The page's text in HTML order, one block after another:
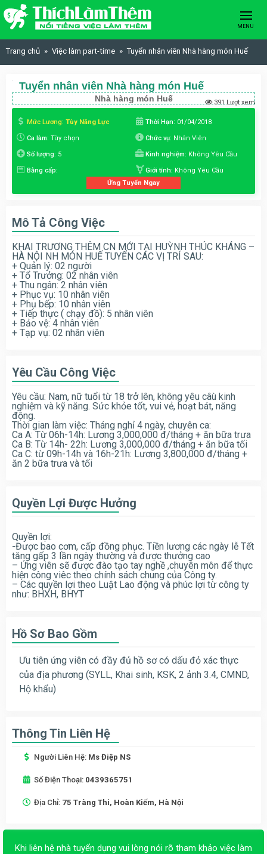
Skip to content
MENU
Trang chủ Việc làm part-time Tuyển nhân viên Nhà hàng món Huế
Tuyển nhân viên Nhà hàng món Huế
Nhà hàng món Huế 391 Lượt xem
Mức Lương: Tùy Năng Lực Thời Hạn: 01/04/2018
Ca làm: Tùy chọn Chức vụ: Nhân Viên
Số lượng: 5 Kinh nghiệm: Không Yêu Cầu
Bằng cấp: Giới tính: Không Yêu Cầu
Ứng Tuyển Ngay
Mô Tả Công Việc
KHAI TRƯƠNG THÊM CN MỚI TẠI HUỲNH THÚC KHÁNG –
HÀ NỘI NH MÓN HUẾ TUYỂN CÁC VỊ TRÍ SAU:
+ Quản lý: 02 người
+ Tổ Trưởng: 02 nhân viên
+ Thu ngân: 2 nhân viên
+ Phục vụ: 10 nhân viên
+ Phụ bếp: 10 nhân viên
+ Tiếp thực ( chạy đồ): 5 nhân viên
+ Bảo vệ: 4 nhân viên
+ Tạp vụ: 02 nhân viên
Yêu Cầu Công Việc
Yêu cầu: Nam, nữ tuổi từ 18 trở lên, không yêu câù kinh
nghiệm và kỹ năng. Sức khỏe tốt, vui vẻ, hoạt bát, năng
động.
Thời gian làm việc: Tháng nghỉ 4 ngày, chuyên ca:
Ca A: Từ 06h-14h: Lương 3,000,000 đ/tháng + ăn bữa trưa
Ca B: Từ 14h- 22h: Lương 3,000,000 đ/tháng + ăn bữa tối
Ca C: từ 09h-14h và 16h-21h: Lương 3,800,000 đ/tháng +
ăn 2 bữa trưa và tối
Quyền Lợi Được Hưởng
Quyền lợi:
-Được bao cơm, cấp đồng phục. Tiền lương các ngày lễ Tết
tăng gấp 3 lần ngày thường và được thưởng cao
– Ứng viên sẽ được đào tạo tay nghề ,chuyên môn để thực
hiện công viêc theo chính sách chung của Công ty.
– Các quyền lợi theo Luật Lao động và phúc lợi từ công ty
như: BHXH, BHYT
Hồ Sơ Bao Gồm
Ưu tiên ứng viên có đầy đủ hồ sơ có dấu đỏ xác thực
của địa phương (SYLL, Khai sinh, KSK, 2 ảnh 3.4, CMND,
Hộ khẩu)
Thông Tin Liên Hệ
Người Liên Hệ: Ms Điệp NS
Số Điện Thoại: 0439365751
Địa Chỉ: 75 Tràng Thi, Hoàn Kiếm, Hà Nội
Khi liên hệ nhà tuyển dụng vui lòng nói rõ tham khảo việc làm